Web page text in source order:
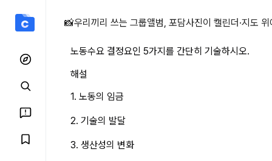
노동수요 결정요인 5가지
📸우리끼리 쓰는 그룹앨범, 포담사진이 캘린더·지도
노동수요 결정요인 5가지를 간단히 기술하시오.
해설
1. 노동의 임금
2. 기술의 발달
3. 생산성의 변화